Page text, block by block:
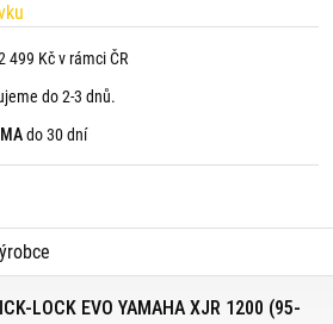
krádeži SW-MOTECH
499 Kč v rámci ČR
do 2-3 dnů.
do 30 dní
LOCK EVO YAMAHA XJR 1200 (95-